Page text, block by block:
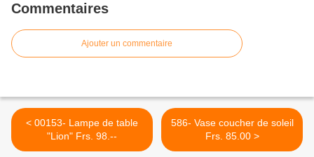
Commentaires
Ajouter un commentaire
< 00153- Lampe de table
"Lion" Frs. 98.--
586- Vase coucher de soleil
Frs. 85.00 >